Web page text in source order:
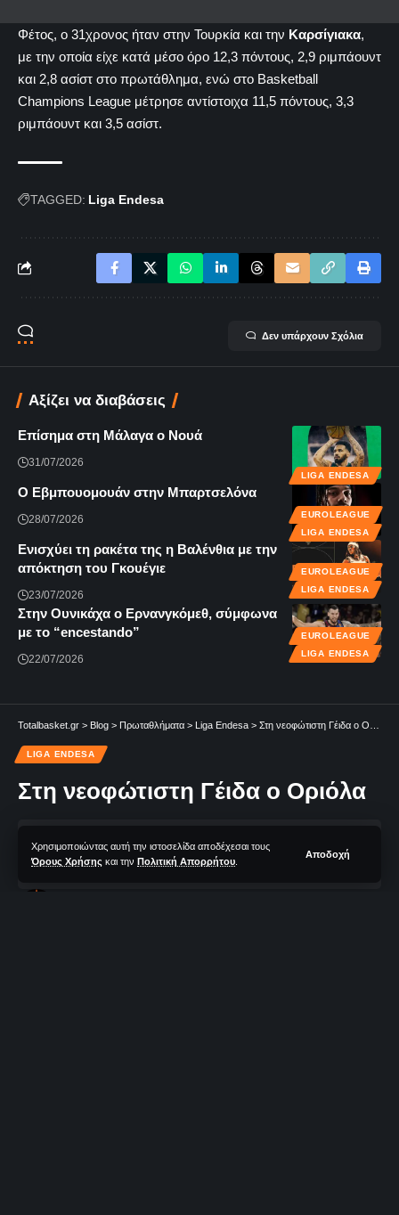
Χρησιμοποιώντας αυτή την ιστοσελίδα αποδέχεσαι τους
Όρους Χρήσης και την Πολιτική Απορρήτου
Αποδοχή
Φέτος, ο 31χρονος ήταν στην Τουρκία και την Καρσίγιακα,
με την οποία είχε κατά μέσο όρο 12,3 πόντους, 2,9 ριμπάουντ
και 2,8 ασίστ στο πρωτάθλημα, ενώ στο Basketball
Champions League μέτρησε αντίστοιχα 11,5 πόντους, 3,3
ριμπάουντ και 3,5 ασίστ.
TAGGED: Liga Endesa
Δεν υπάρχουν Σχόλια
Αξίζει να διαβάσεις
LIGA ENDESA
Επίσημα στη Μάλαγα ο Νουά
31/07/2026
EUROLEAGUE
LIGA ENDESA
Ο Εβμπουομουάν στην Μπαρτσελόνα
28/07/2026
EUROLEAGUE
LIGA ENDESA
Ενισχύει τη ρακέτα της η Βαλένθια με την
απόκτηση του Γκουέγιε
23/07/2026
EUROLEAGUE
LIGA ENDESA
Στην Ουνικάχα ο Ερνανγκόμεθ, σύμφωνα
με το “encestando”
22/07/2026
Totalbasket.gr > Blog > Πρωταθλήματα > Liga Endesa > Στη νεοφώτιστη Γέιδα ο Οριόλα
LIGA ENDESA
Στη νεοφώτιστη Γέιδα ο Οριόλα
0 Λεπτά Aνάγνωσης